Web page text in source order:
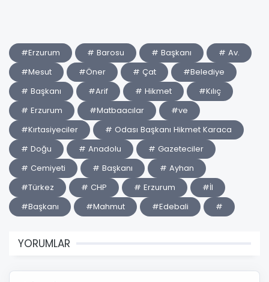
#Erzurum # Barosu # Başkanı
# Av.
#Mesut
#Öner # Çat
#Belediye
# Başkanı
#Arif # Hikmet
#Kılıç
# Erzurum
#Matbaacılar
#ve
#Kırtasiyeciler
# Odası Başkanı Hikmet Karaca
# Doğu
# Anadolu
# Gazeteciler
# Cemiyeti
# Başkanı
# Ayhan
#Türkez
# CHP # Erzurum
#İl
#Başkanı
#Mahmut #Edebali #
YORUMLAR